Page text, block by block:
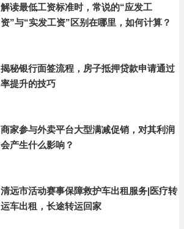
解读最低工资标准时，常说的“应发工
资”与“实发工资”区别在哪里，如何计算？
揭秘银行面签流程，房子抵押贷款申请通过
率提升的技巧
商家参与外卖平台大型满减促销，对其利润
会产生什么影响？
清远市活动赛事保障救护车出租服务|医疗转
运车出租，长途转运回家